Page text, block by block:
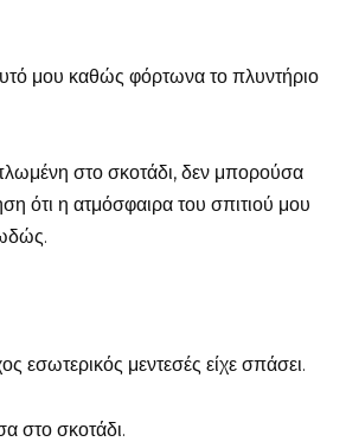
μου καθώς φόρτωνα το πλυντήριο
στο σκοτάδι, δεν μπορούσα
ότι η ατμόσφαιρα του σπιτιού μου
εσωτερικός μεντεσές είχε σπάσει.
στο σκοτάδι.